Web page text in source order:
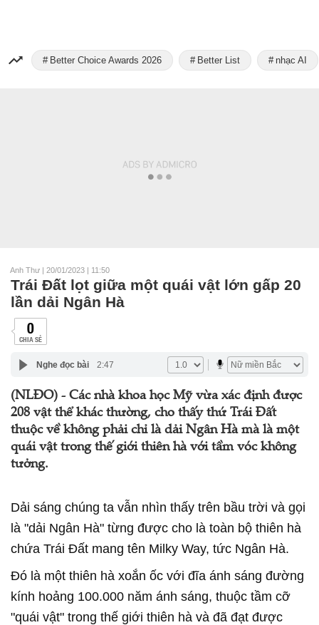
Better Choice Awards 2026 Better List nhạc AI
Anh Thư | 20/01/2023 | 11:50
Trái Đất lọt giữa một quái vật lớn gấp 20
lần dải Ngân Hà
0
CHIA SẺ
Nghe đọc bài 2:47
(NLĐO) - Các nhà khoa học Mỹ vừa xác định được
208 vật thể khác thường, cho thấy thứ Trái Đất
thuộc về không phải chỉ là dải Ngân Hà mà là một
quái vật trong thế giới thiên hà với tầm vóc không
tưởng.
Dải sáng chúng ta vẫn nhìn thấy trên bầu trời và gọi
là "dải Ngân Hà" từng được cho là toàn bộ thiên hà
chứa Trái Đất mang tên Milky Way, tức Ngân Hà.
Đó là một thiên hà xoắn ốc với đĩa ánh sáng đường
kính hoảng 100.000 năm ánh sáng, thuộc tầm cỡ
"quái vật" trong thế giới thiên hà và đã đạt được